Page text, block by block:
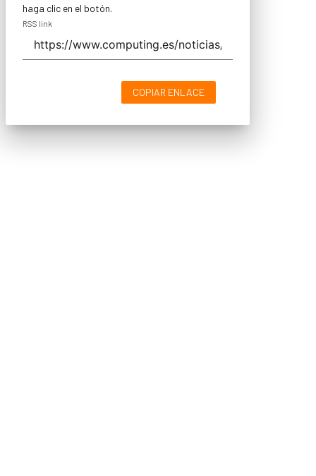
haga clic en el botón.
RSS link
COPIAR ENLACE